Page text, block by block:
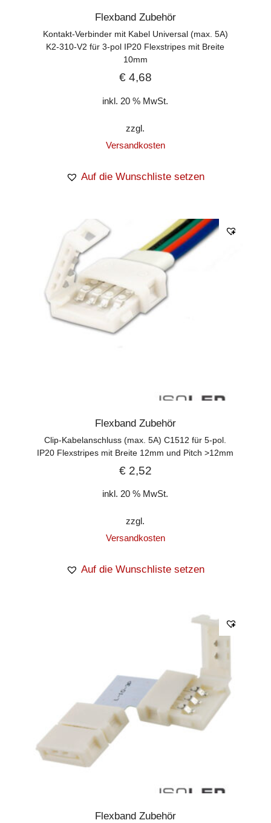
Flexband Zubehör
Kontakt-Verbinder mit Kabel Universal (max. 5A)
K2-310-V2 für 3-pol IP20 Flexstripes mit Breite
10mm
€4,68
inkl. 20 % MwSt.
zzgl.
Versandkosten
Auf die Wunschliste setzen
Flexband Zubehör
Clip-Kabelanschluss (max. 5A) C1512 für 5-pol.
IP20 Flexstripes mit Breite 12mm und Pitch >12mm
€2,52
inkl. 20 % MwSt.
zzgl.
Versandkosten
Auf die Wunschliste setzen
Flexband Zubehör